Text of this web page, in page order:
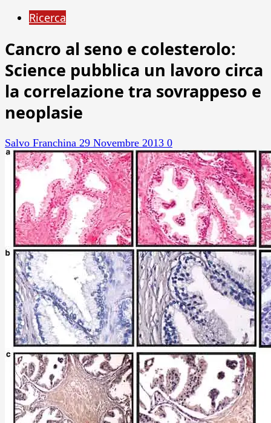
Ricerca
Cancro al seno e colesterolo:
Science pubblica un lavoro circa
la correlazione tra sovrappeso e
neoplasie
Salvo Franchina 29 Novembre 2013 0